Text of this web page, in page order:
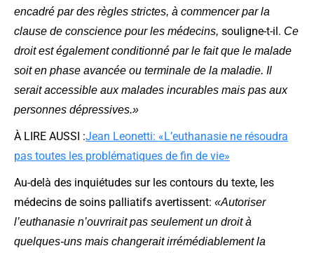
encadré par des règles strictes, à commencer par la
clause de conscience pour les médecins, souligne-t-il. Ce
droit est également conditionné par le fait que le malade
soit en phase avancée ou terminale de la maladie. Il
serait accessible aux malades incurables mais pas aux
personnes dépressives.»
À LIRE AUSSI :Jean Leonetti: «L’euthanasie ne résoudra
pas toutes les problématiques de fin de vie»
Au-delà des inquiétudes sur les contours du texte, les
médecins de soins palliatifs avertissent: «Autoriser
l’euthanasie n’ouvrirait pas seulement un droit à
quelques-uns mais changerait irrémédiablement la